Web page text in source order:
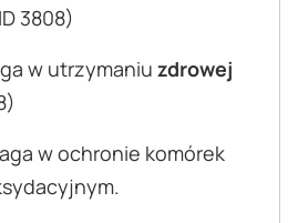
3808)
w utrzymaniu zdrowej
w ochronie komórek